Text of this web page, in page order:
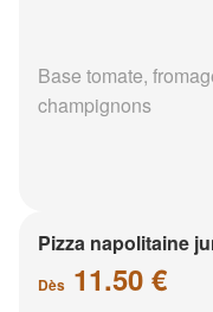
Base tomate,
champignons
Pizza napolitaine
Dès 11.50 €